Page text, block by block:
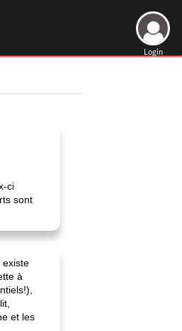
Login
ci
sont
existe
à
et les